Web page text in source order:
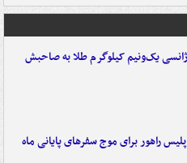
یک‌ونیم کیلوگرم طلا به صاحبش
راهور برای موج سفرهای پایانی ماه